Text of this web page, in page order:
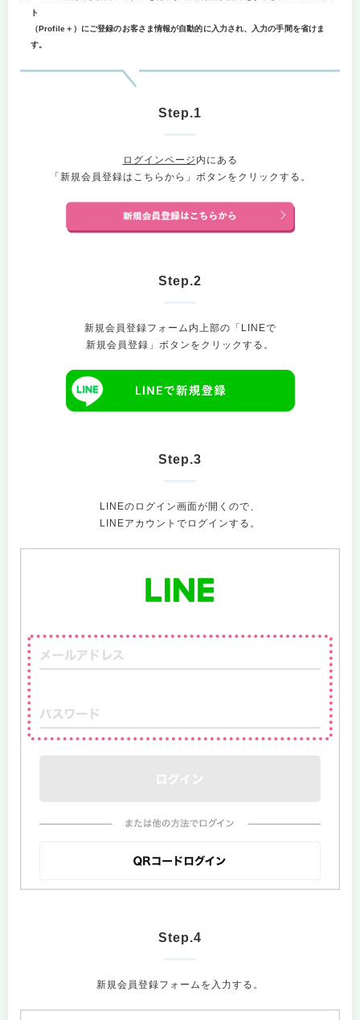
ト
（Profile＋）にご登録のお客さま情報が自動的に入力され、入力の手間を省けま
す。
Step.1
ログインページ 内にある
「新規会員登録はこちらから」ボタンをクリックする。
Step.2
新規会員登録フォーム内上部の「LINEで
新規会員登録」ボタンをクリックする。
Step.3
LINEのログイン画面が開くので、
LINEアカウントでログインする。
Step.4
新規会員登録フォームを入力する。